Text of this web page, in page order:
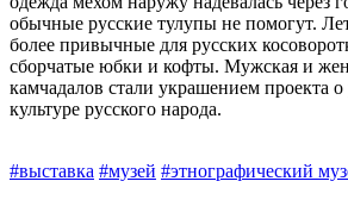
обычные русские тулупы не помогут.
более привычные для русских
сборчатые юбки и кофты. Мужская и
камчадалов стали украшением проекта о
культуре русского народа.
#выставка #музей #этнографический